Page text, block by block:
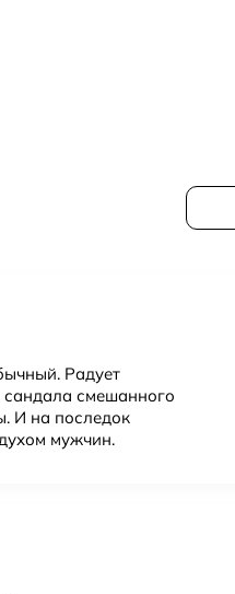
Радует
сандала смешанного
И на последок
мужчин.